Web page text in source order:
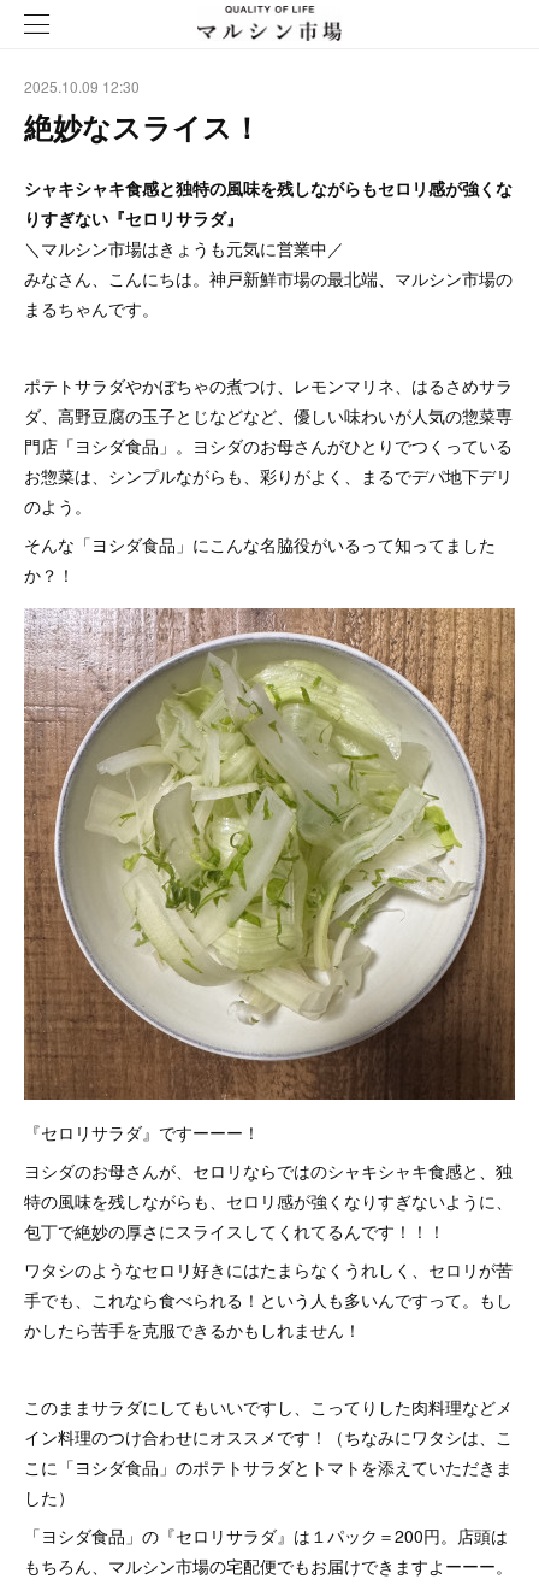
2025.10.09 12:30
絶妙なスライス！
シャキシャキ食感と独特の風味を残しながらもセロリ感が強くな
りすぎない『セロリサラダ』
＼マルシン市場はきょうも元気に営業中／
みなさん、こんにちは。神戸新鮮市場の最北端、マルシン市場の
まるちゃんです。
ポテトサラダやかぼちゃの煮つけ、レモンマリネ、はるさめサラ
ダ、高野豆腐の玉子とじなどなど、優しい味わいが人気の惣菜専
門店「ヨシダ食品」。ヨシダのお母さんがひとりでつくっている
お惣菜は、シンプルながらも、彩りがよく、まるでデパ地下デリ
のよう。
そんな「ヨシダ食品」にこんな名脇役がいるって知ってました
か？！
『セロリサラダ』ですーーー！
ヨシダのお母さんが、セロリならではのシャキシャキ食感と、独
特の風味を残しながらも、セロリ感が強くなりすぎないように、
包丁で絶妙の厚さにスライスしてくれてるんです！！！
ワタシのようなセロリ好きにはたまらなくうれしく、セロリが苦
手でも、これなら食べられる！という人も多いんですって。もし
かしたら苦手を克服できるかもしれません！
このままサラダにしてもいいですし、こってりした肉料理などメ
イン料理のつけ合わせにオススメです！（ちなみにワタシは、こ
こに「ヨシダ食品」のポテトサラダとトマトを添えていただきま
した）
「ヨシダ食品」の『セロリサラダ』は１パック＝200円。店頭は
もちろん、マルシン市場の宅配便でもお届けできますよーーー。